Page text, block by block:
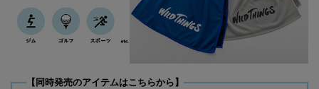
【同時発売のアイテムはこちらから】